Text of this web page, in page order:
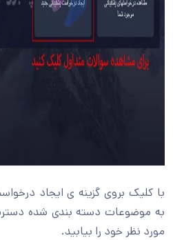
با کلیک بروی گزینه ی ایجاد
به موضوعات دسته بندی شده
مورد نظر خود را بیابید.